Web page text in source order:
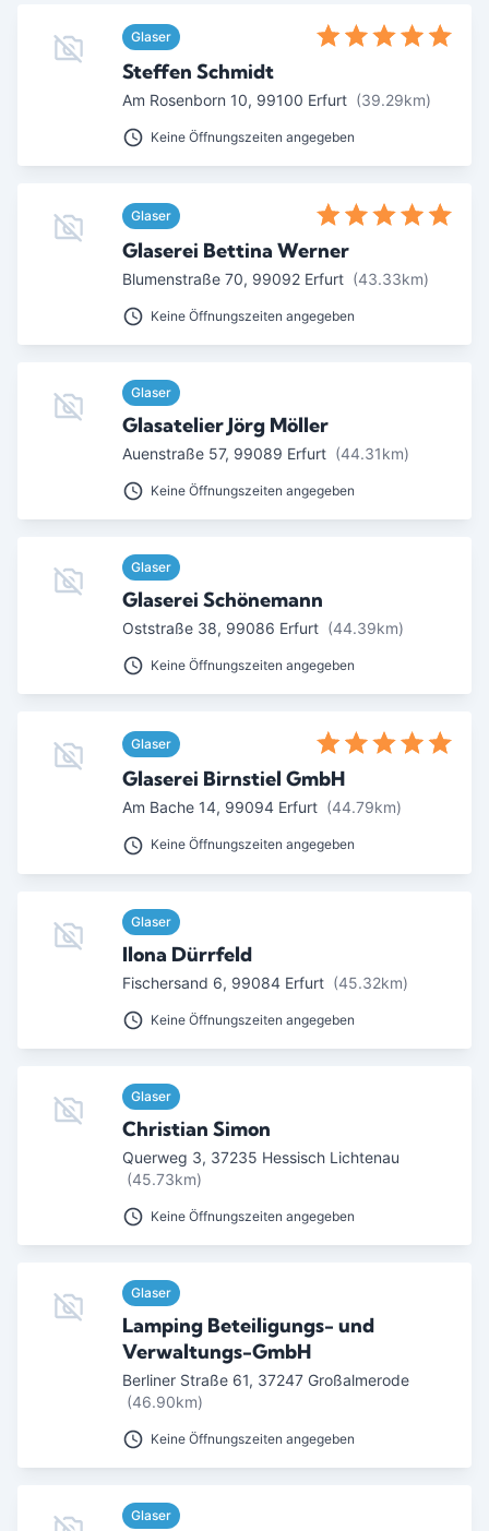
Glaser
Steffen Schmidt
Am Rosenborn 10, 99100 Erfurt (39.29km)
Keine Öffnungszeiten angegeben
Glaser
Glaserei Bettina Werner
Blumenstraße 70, 99092 Erfurt (43.33km)
Keine Öffnungszeiten angegeben
Glaser
Glasatelier Jörg Möller
Auenstraße 57, 99089 Erfurt (44.31km)
Keine Öffnungszeiten angegeben
Glaser
Glaserei Schönemann
Oststraße 38, 99086 Erfurt (44.39km)
Keine Öffnungszeiten angegeben
Glaser
Glaserei Birnstiel GmbH
Am Bache 14, 99094 Erfurt (44.79km)
Keine Öffnungszeiten angegeben
Glaser
Ilona Dürrfeld
Fischersand 6, 99084 Erfurt (45.32km)
Keine Öffnungszeiten angegeben
Glaser
Christian Simon
Querweg 3, 37235 Hessisch Lichtenau
(45.73km)
Keine Öffnungszeiten angegeben
Glaser
Lamping Beteiligungs- und
Verwaltungs-GmbH
Berliner Straße 61, 37247 Großalmerode
(46.90km)
Keine Öffnungszeiten angegeben
Glaser